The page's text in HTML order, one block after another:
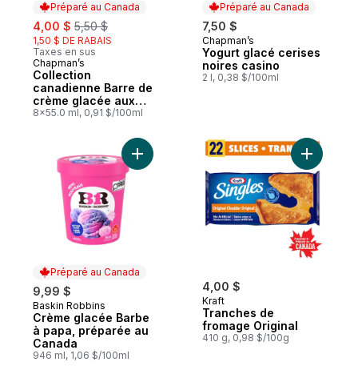
Préparé au Canada
sale:
4,00 $ , formerly:
5,50 $
1,50 $ DE RABAIS
Taxes en sus
Préparé au Canada
Chapman’s
Collection
canadienne Barre de
crème glacée aux
amandes et chocolat
8x55.0 ml, 0,91 $/100ml
Préparé au Canada
7,50 $
Préparé au Canada
Chapman’s
Yogurt glacé cerises
noires casino
2 l, 0,38 $/100ml
Préparé au Canada
9,99 $
Préparé au Canada
Baskin Robbins
Crème glacée Barbe
à papa, préparée au
Canada
946 ml, 1,06 $/100ml
Ajouter Crème glacée Barbe à papa,
4,00 $
Kraft
Tranches de
fromage Original
410 g, 0,98 $/100g
Ajouter